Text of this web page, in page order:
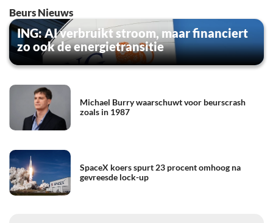
Beurs Nieuws
ING: AI verbruikt stroom, maar financiert
zo ook de energietransitie
Michael Burry waarschuwt voor beurscrash
zoals in 1987
SpaceX koers spurt 23 procent omhoog na
gevreesde lock-up